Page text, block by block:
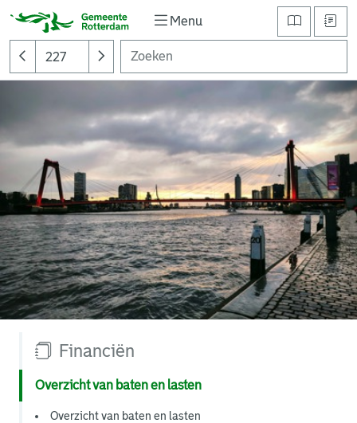
Menu
Financiën
Overzicht van baten en lasten
Overzicht van baten en lasten